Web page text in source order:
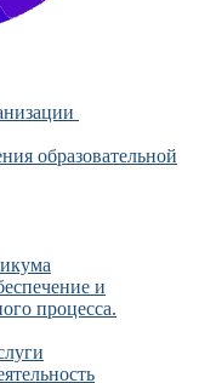
образовательной
и
процесса.